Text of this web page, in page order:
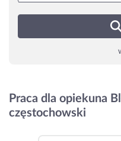
Praca dla opiekuna
częstochowski